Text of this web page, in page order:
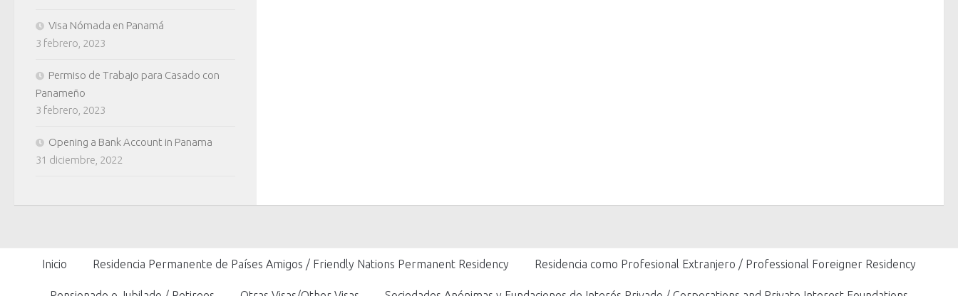
Visa Nómada en Panamá
3 febrero, 2023
Permiso de Trabajo para Casado con
Panameño
3 febrero, 2023
Opening a Bank Account in Panama
31 diciembre, 2022
Inicio Residencia Permanente de Países Amigos / Friendly Nations Permanent Residency Residencia como Profesional Extranjero / Professional Foreigner Residency